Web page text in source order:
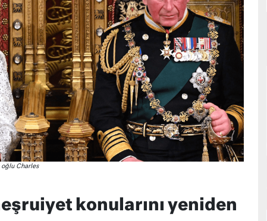
Charles
konularını yeniden